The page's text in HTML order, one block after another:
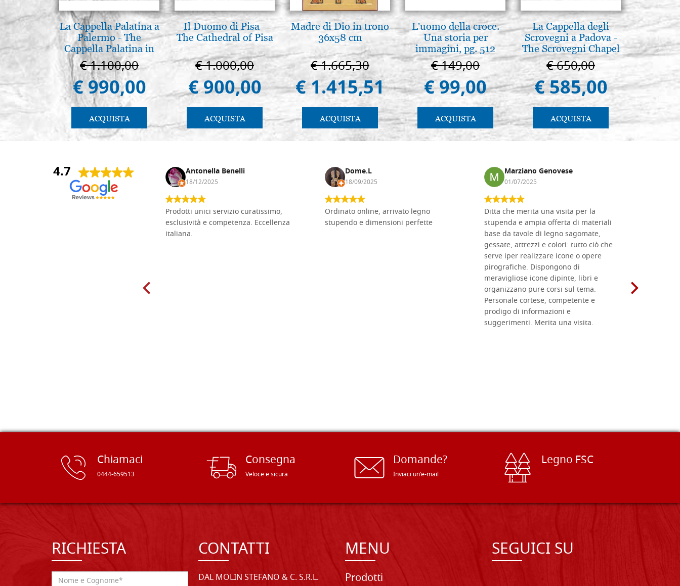
La Cappella Palatina a
Palermo - The
Cappella Palatina in
Palermo
€ 1.100,00
€ 990,00
ACQUISTA
Il Duomo di Pisa -
The Cathedral of Pisa
€ 1.000,00
€ 900,00
ACQUISTA
Madre di Dio in trono
36x58 cm
€ 1.665,30
€ 1.415,51
ACQUISTA
L'uomo della croce.
Una storia per
immagini, pg. 512
€ 149,00
€ 99,00
ACQUISTA
La Cappella degli
Scrovegni a Padova -
The Scrovegni Chapel
in Padua
€ 650,00
€ 585,00
ACQUISTA
Luce
€
4.7
Andrea Monguzzi Antonella Benelli
18/12/2025
Prodotti unici servizio curatissimo,
esclusività e competenza. Eccellenza
italiana.
Dome.L
18/09/2025
Ordinato online, arrivato legno
stupendo e dimensioni perfette
Marziano Genovese
01/07/2025
Ditta che merita una visita per la
stupenda e ampia offerta di materiali
base da tavole di legno sagomate,
gessate, attrezzi e colori: tutto ciò che
serve iper realizzare icone o opere
pirografiche. Dispongono di
meravigliose icone dipinte, libri e
organizzano pure corsi sul tema.
Personale cortese, competente e
prodigo di informazioni e
suggerimenti. Merita una visita.
Chiamaci
0444-659513
Consegna
Veloce e sicura
Domande?
Inviaci un'e-mail
Legno FSC
RICHIESTA CONTATTI
DAL MOLIN STEFANO & C. S.R.L.
MENU
Prodotti
SEGUICI SU